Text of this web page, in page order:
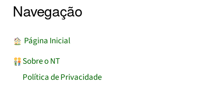
Navegação
︎ Página Inicial
Sobre o NT
Política de Privacidade